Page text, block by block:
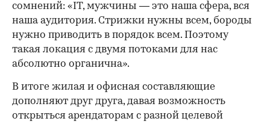
сомнений: «IT, мужчины — это наша сфера, вся
наша аудитория. Стрижки нужны всем, бороды
нужно приводить в порядок всем. Поэтому
такая локация с двумя потоками для нас
абсолютно органична».
В итоге жилая и офисная составляющие
дополняют друг друга, давая возможность
открыться арендаторам с разной целевой